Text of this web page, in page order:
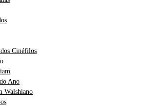
Cinéfilos
Ano
Walshiano